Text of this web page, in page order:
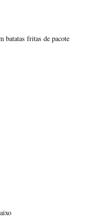
batatas fritas de pacote